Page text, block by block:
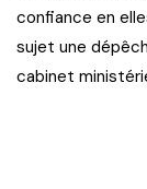
confiance en
sujet une
cabinet